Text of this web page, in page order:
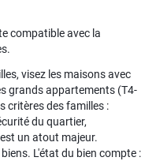
compatible avec la
visez les maisons avec
grands appartements (T4-
critères des familles :
du quartier,
un atout majeur.
L'état du bien compte :